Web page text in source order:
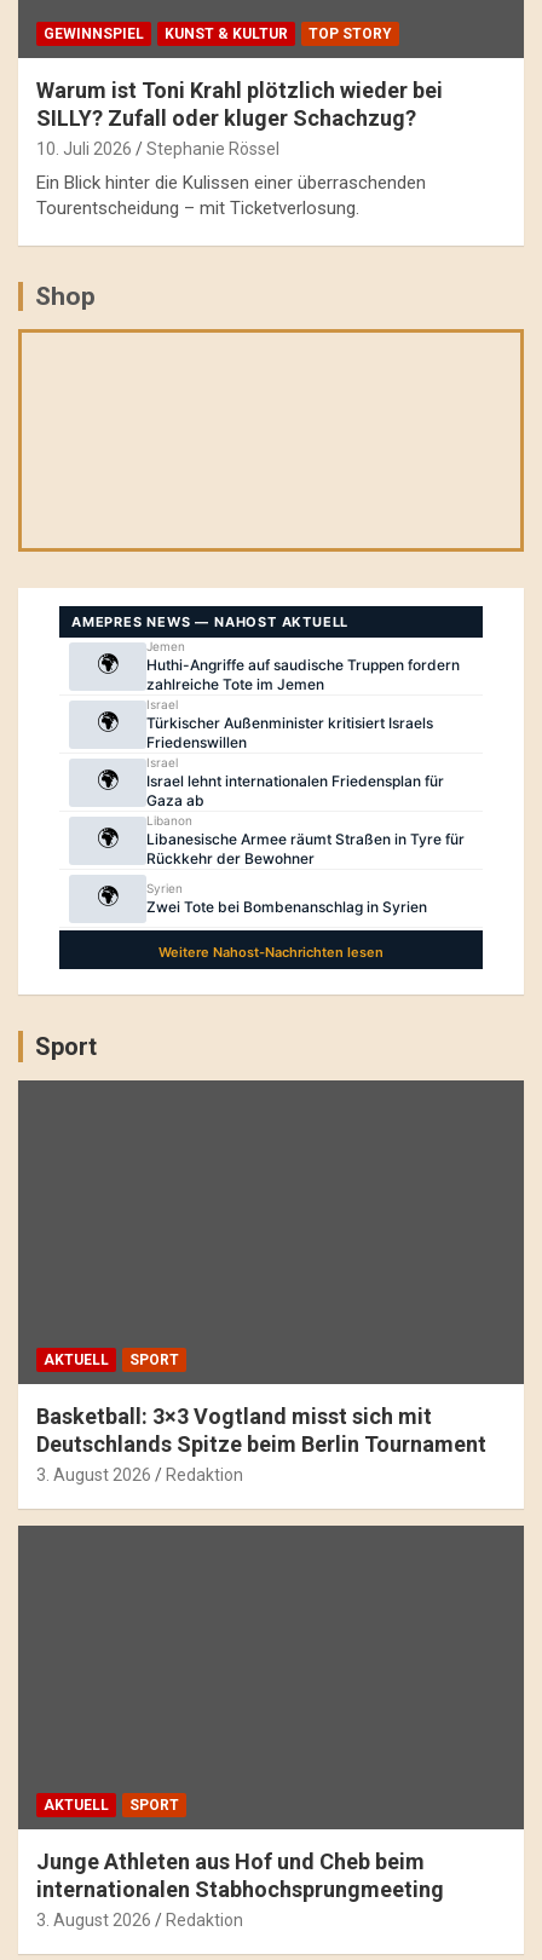
GEWINNSPIEL KUNST & KULTUR TOP STORY
Warum ist Toni Krahl plötzlich wieder bei
SILLY? Zufall oder kluger Schachzug?
10. Juli 2026 Stephanie Rössel
Ein Blick hinter die Kulissen einer überraschenden
Tourentscheidung – mit Ticketverlosung.
Shop
Sport
AKTUELL SPORT
Basketball: 3×3 Vogtland misst sich mit
Deutschlands Spitze beim Berlin Tournament
3. August 2026 Redaktion
AKTUELL SPORT
Junge Athleten aus Hof und Cheb beim
internationalen Stabhochsprungmeeting
3. August 2026 Redaktion